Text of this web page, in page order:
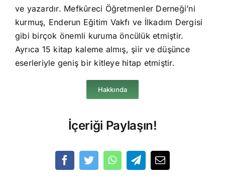
ve yazardır. Mefkûreci Öğretmenler Derneği’ni
kurmuş, Enderun Eğitim Vakfı ve İlkadım Dergisi
gibi birçok önemli kuruma öncülük etmiştir.
Ayrıca 15 kitap kaleme almış, şiir ve düşünce
eserleriyle geniş bir kitleye hitap etmiştir.
Hakkında
İçeriği Paylaşın!